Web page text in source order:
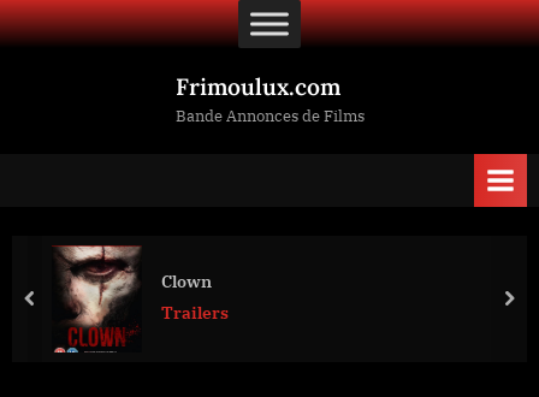
Skip
to
Frimoulux.com
Bande Annonces de Films
Clown
Trailers
prev